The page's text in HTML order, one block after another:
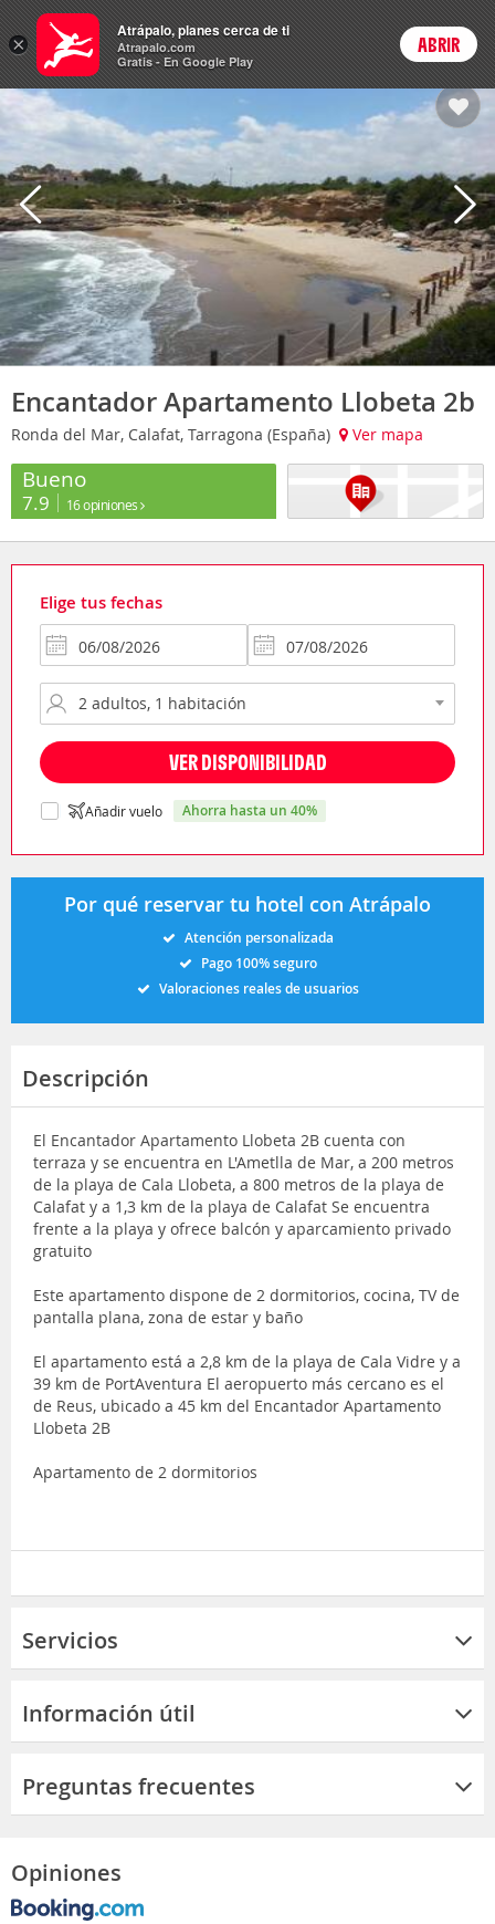
Hoteles Login
Encantador Apartamento Llobeta 2b
Ronda del Mar, Calafat, Tarragona (España) Ver mapa
Bueno
7.9 16 opiniones
Elige tus fechas
VER DISPONIBILIDAD
Añadir vuelo ahorra hasta un 40%
Por qué reservar tu hotel con Atrápalo
Atención personalizada
Pago 100% seguro
Valoraciones reales de usuarios
Descripción
El Encantador Apartamento Llobeta 2B cuenta con
terraza y se encuentra en L'Ametlla de Mar, a 200 metros
de la playa de Cala Llobeta, a 800 metros de la playa de
Calafat y a 1,3 km de la playa de Calafat Se encuentra
frente a la playa y ofrece balcón y aparcamiento privado
gratuito
Este apartamento dispone de 2 dormitorios, cocina, TV de
pantalla plana, zona de estar y baño
El apartamento está a 2,8 km de la playa de Cala Vidre y a
39 km de PortAventura El aeropuerto más cercano es el
de Reus, ubicado a 45 km del Encantador Apartamento
Llobeta 2B
Apartamento de 2 dormitorios
Servicios
Información útil
Preguntas frecuentes
Opiniones
×
Atrápalo, planes cerca de ti
Atrapalo.com
Gratis - En Google Play
ABRIR